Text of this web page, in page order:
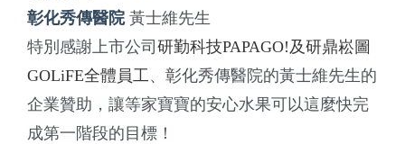
彰化秀傳醫院 黃士維先生
特別感謝上市公司 研勤科技PAPAGO!及研鼎崧圖
GOLiFE全體員工、彰化秀傳醫院的黃士維先生的
企業贊助，讓等家寶寶的安心水果可以這麼快完
成第一階段的目標！